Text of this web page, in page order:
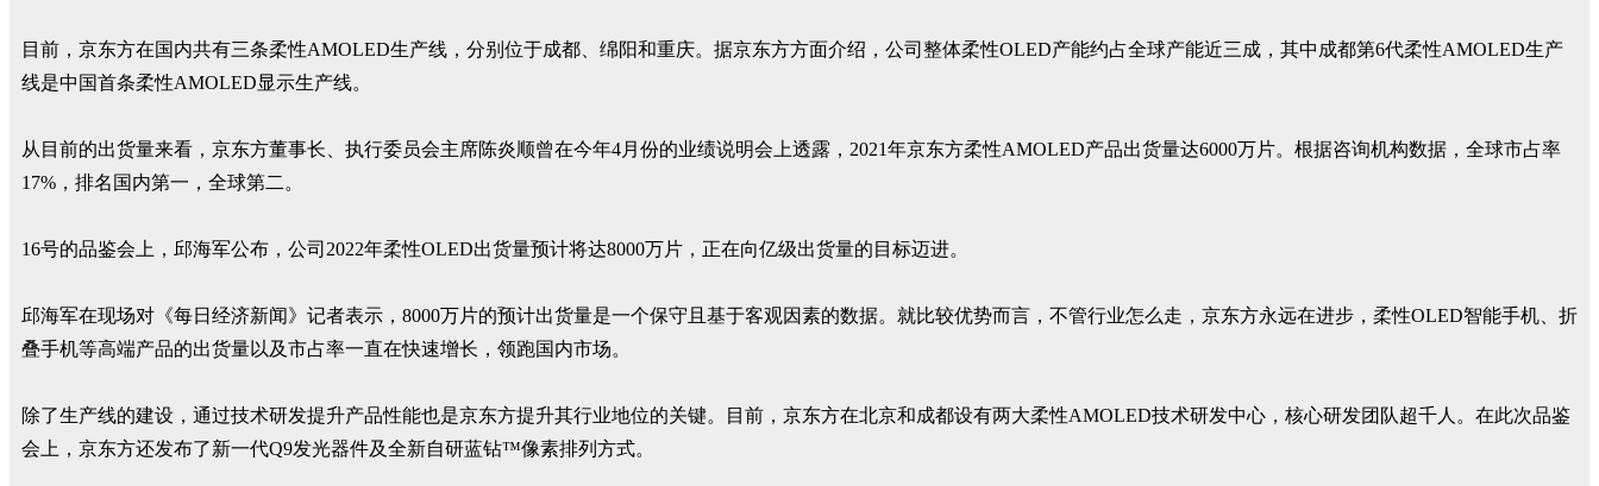
目前，京东方在国内共有三条柔性AMOLED生产线，分别位于成都、绵阳和重庆。据京东方方面介绍，公司整体柔性OLED产能约占全球产能近三成，其中成都第6代柔性AMOLED生产
线是中国首条柔性AMOLED显示生产线。
从目前的出货量来看，京东方董事长、执行委员会主席陈炎顺曾在今年4月份的业绩说明会上透露，2021年京东方柔性AMOLED产品出货量达6000万片。根据咨询机构数据，全球市占率
17%，排名国内第一，全球第二。
16号的品鉴会上，邱海军公布，公司2022年柔性OLED出货量预计将达8000万片，正在向亿级出货量的目标迈进。
邱海军在现场对《每日经济新闻》记者表示，8000万片的预计出货量是一个保守且基于客观因素的数据。就比较优势而言，不管行业怎么走，京东方永远在进步，柔性OLED智能手机、折
叠手机等高端产品的出货量以及市占率一直在快速增长，领跑国内市场。
除了生产线的建设，通过技术研发提升产品性能也是京东方提升其行业地位的关键。目前，京东方在北京和成都设有两大柔性AMOLED技术研发中心，核心研发团队超千人。在此次品鉴
会上，京东方还发布了新一代Q9发光器件及全新自研蓝钻™像素排列方式。